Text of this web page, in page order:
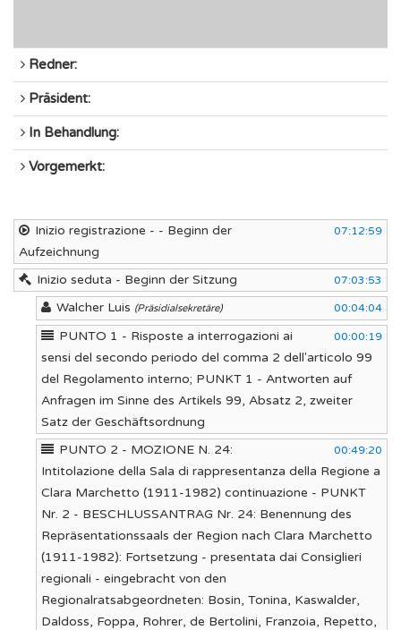
Redner:
Präsident:
In Behandlung:
Vorgemerkt:
07:12:59
Inizio registrazione - - Beginn der
Aufzeichnung
07:03:53
Inizio seduta - Beginn der Sitzung
00:04:04
Walcher Luis (Präsidialsekretäre)
00:00:19
PUNTO 1 - Risposte a interrogazioni ai
sensi del secondo periodo del comma 2 dell'articolo 99
del Regolamento interno; PUNKT 1 - Antworten auf
Anfragen im Sinne des Artikels 99, Absatz 2, zweiter
Satz der Geschäftsordnung
00:49:20
PUNTO 2 - MOZIONE N. 24:
Intitolazione della Sala di rappresentanza della Regione a
Clara Marchetto (1911-1982) continuazione - PUNKT
Nr. 2 - BESCHLUSSANTRAG Nr. 24: Benennung des
Repräsentationssaals der Region nach Clara Marchetto
(1911-1982): Fortsetzung - presentata dai Consiglieri
regionali - eingebracht von den
Regionalratsabgeordneten: Bosin, Tonina, Kaswalder,
Daldoss, Foppa, Rohrer, de Bertolini, Franzoia, Repetto,